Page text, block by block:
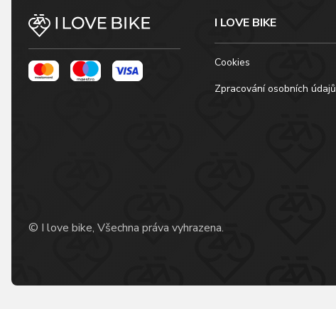
I LOVE BIKE
Cookies
Zpracování osobních údajů
© I love bike, Všechna práva vyhrazena.